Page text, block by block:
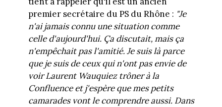
premier secrétaire du PS du Rhône : "Je
n'ai jamais connu une situation comme
celle d'aujourd'hui. Ça discutait, mais ça
n'empêchait pas l'amitié. Je suis là parce
que je suis de ceux qui n'ont pas envie de
voir Laurent Wauquiez trôner à la
Confluence et j'espère que mes petits
camarades vont le comprendre aussi. Dans